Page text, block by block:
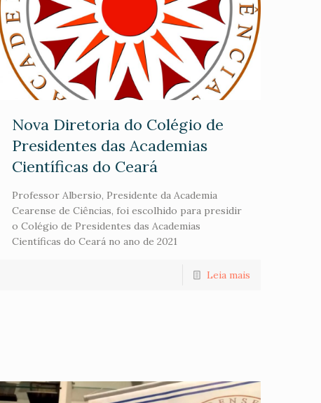
Nova Diretoria do Colégio de
Presidentes das Academias
Científicas do Ceará
Professor Albersio, Presidente da Academia
Cearense de Ciências, foi escolhido para presidir
o Colégio de Presidentes das Academias
Científicas do Ceará no ano de 2021
Leia mais